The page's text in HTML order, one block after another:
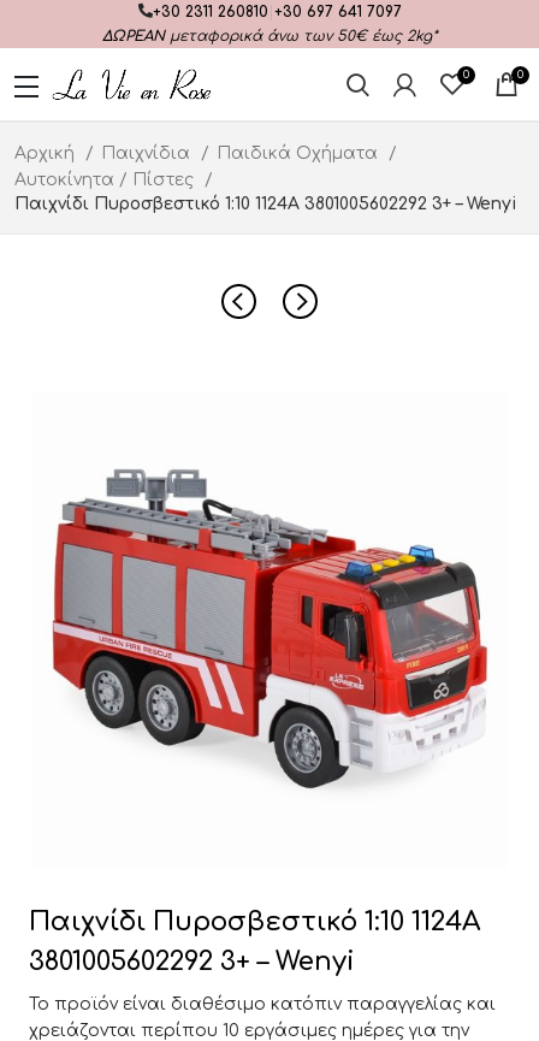
+30 2311 260810 +30 697 641 7097
ΔΩΡΕΑΝμεταφορικά άνω των 50€ έως 2kg*
0 0
Αρχική Παιχνίδια
Παιδικά Οχήματα
Αυτοκίνητα / Πίστες
Παιχνίδι Πυροσβεστικό 1:10 1124A 3801005602292 3+ – Wenyi
Παιχνίδι Πυροσβεστικό 1:10 1124A
3801005602292 3+ – Wenyi
Το προϊόν είναι διαθέσιμο κατόπιν παραγγελίας και
χρειάζονται περίπου 10 εργάσιμες ημέρες για την